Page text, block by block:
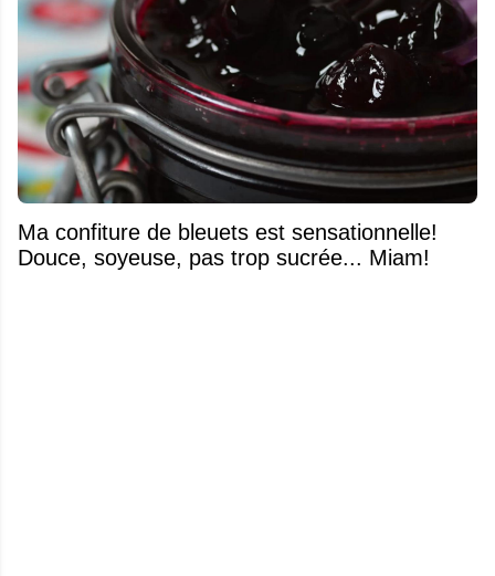
Ma confiture de bleuets est sensationnelle!
Douce, soyeuse, pas trop sucrée... Miam!